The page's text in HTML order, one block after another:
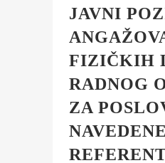
JAVNI
FIZIČKIH
RADNOG
ZA